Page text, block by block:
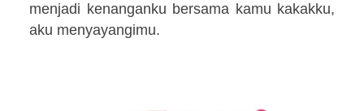
menjadi kenanganku bersama kamu kakakku,
aku menyayangimu.